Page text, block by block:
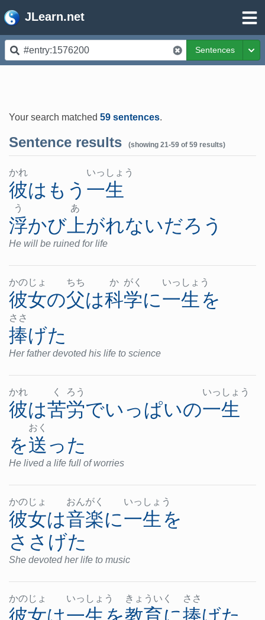
JLearn.net
Sentences
Your search matched 59 sentences.
Sentence results (showing 21-59 of 59 results)
かれ
彼は もう
いっ しょ う
一生
う あ
浮かび上がれないだろう
He will be ruined for life
かのじょ
彼女の
ちち
父は
か がく
科学に
いっ しょ う
一生を
ささ
捧げた
Her father devoted his life to science
かれ
彼は
く ろう
苦労でいっぱいの
いっ しょ う
一生
を
おく
送った
He lived a life full of worries
かのじょ
彼女は
おんがく
音楽に
いっ しょ う
一生を
ささげた
She devoted her life to music
かのじょ いっ しょ う きょ うい く ささ